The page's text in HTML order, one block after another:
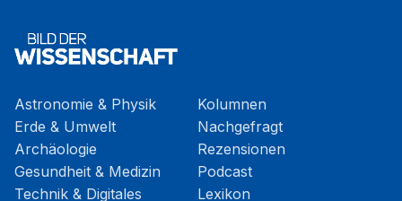
Astronomie & Physik
Erde & Umwelt
Archäologie
Gesundheit & Medizin
Technik & Digitales
Kolumnen
Nachgefragt
Rezensionen
Podcast
Lexikon